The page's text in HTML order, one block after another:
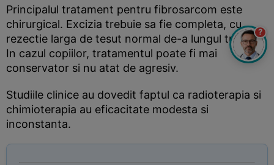
Principalul tratament pentru fibrosarcom este
chirurgical. Excizia trebuie sa fie completa, cu
rezectie larga de tesut normal de-a lungul tumorei.
In cazul copiilor, tratamentul poate fi mai
conservator si nu atat de agresiv.
Studiile clinice au dovedit faptul ca radioterapia si
chimioterapia au eficacitate modesta si
inconstanta.
?